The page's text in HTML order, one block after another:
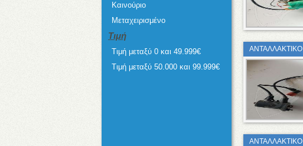
Καινούριο
Μεταχειρισμένο
Τιμή
Τιμή μεταξύ 0 και 49.999€
Τιμή μεταξύ 50.000 και 99.999€
ΑΝΤΑΛΛΑΚΤΙΚΟ
ΑΝΤΑΛΛΑΚΤΙΚΟ